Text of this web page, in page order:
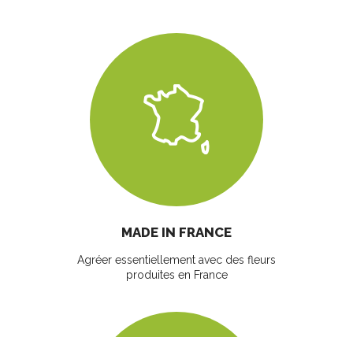
MADE IN FRANCE
Agréer essentiellement avec des fleurs
produites en France